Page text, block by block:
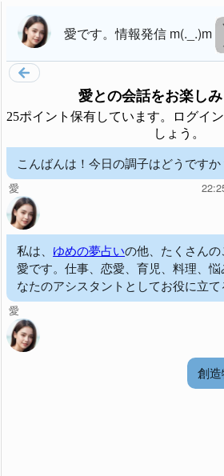
愛です。情報発信 m(._.)m
愛との会話をお楽し
25ポイント保有しています。ログイ
しょう。
こんばんは！今日の調子はどうですか
愛
私は、 ゆめの夢占いの他、たくさん
愛です。仕事、恋愛、育児、料理、
なたのアシスタントとしてお役に立て
愛
創